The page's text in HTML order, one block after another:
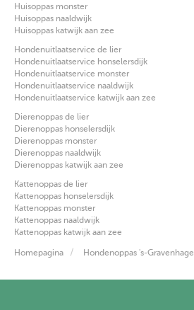
Huisoppas monster
Huisoppas naaldwijk
Huisoppas katwijk aan zee
Hondenuitlaatservice de lier
Hondenuitlaatservice honselersdijk
Hondenuitlaatservice monster
Hondenuitlaatservice naaldwijk
Hondenuitlaatservice katwijk aan zee
Dierenoppas de lier
Dierenoppas honselersdijk
Dierenoppas monster
Dierenoppas naaldwijk
Dierenoppas katwijk aan zee
Kattenoppas de lier
Kattenoppas honselersdijk
Kattenoppas monster
Kattenoppas naaldwijk
Kattenoppas katwijk aan zee
Homepagina Hondenoppas 's-Gravenhage